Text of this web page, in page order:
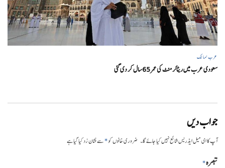
عرب ممالک
سعودی عرب میں ریٹائرمنٹ کی عمر 65سال کر دی گئی
جواب دیں
آپ کا ای میل ایڈریس شائع نہیں کیا جائے گا۔ ضروری خانوں کو*سے نشان زد کیا گیا ہے
تبصرہ*